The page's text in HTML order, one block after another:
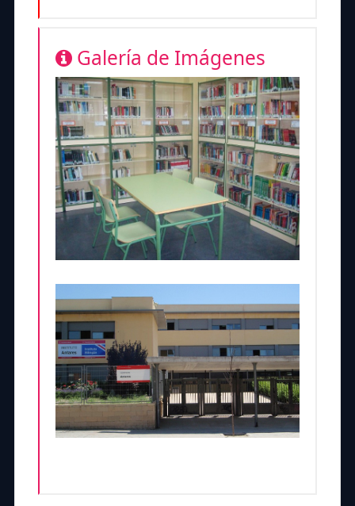
Galería de Imágenes